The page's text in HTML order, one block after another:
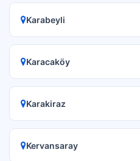
Karabeyli
Karacaköy
Karakiraz
Kervansaray